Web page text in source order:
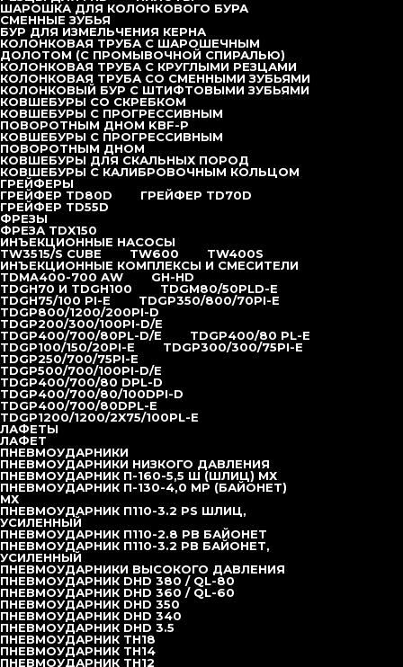
ШАРОШКА ДЛЯ КОЛОНКОВОГО БУРА
СМЕННЫЕ ЗУБЬЯ
БУР ДЛЯ ИЗМЕЛЬЧЕНИЯ КЕРНА
КОЛОНКОВАЯ ТРУБА С ШАРОШЕЧНЫМ
ДОЛОТОМ (С ПРОМЫВОЧНОЙ СПИРАЛЬЮ)
КОЛОНКОВАЯ ТРУБА С КРУГЛЫМИ РЕЗЦАМИ
КОЛОНКОВАЯ ТРУБА СО СМЕННЫМИ ЗУБЬЯМИ
КОЛОНКОВЫЙ БУР С ШТИФТОВЫМИ ЗУБЬЯМИ
КОВШЕБУРЫ СО СКРЕБКОМ
КОВШЕБУРЫ С ПРОГРЕССИВНЫМ
ПОВОРОТНЫМ ДНОМ KBF-P
КОВШЕБУРЫ С ПРОГРЕССИВНЫМ
ПОВОРОТНЫМ ДНОМ
КОВШЕБУРЫ ДЛЯ СКАЛЬНЫХ ПОРОД
КОВШЕБУРЫ С КАЛИБРОВОЧНЫМ КОЛЬЦОМ
ГРЕЙФЕРЫ
ГРЕЙФЕР TD80D
ГРЕЙФЕР TD70D
ГРЕЙФЕР TD55D
ФРЕЗЫ
ФРЕЗА TDX150
ИНЪЕКЦИОННЫЕ НАСОСЫ
TW3515/S CUBE
TW600
TW400S
ИНЪЕКЦИОННЫЕ КОМПЛЕКСЫ И СМЕСИТЕЛИ
TDMA400-700 AW
GH-HD
TDGH70 И TDGH100
TDGM80/50PLD-E
TDGH75/100 PI-E
TDGP350/800/70PI-E
TDGP800/1200/200PI-D
TDGP200/300/100PI-D/E
TDGP400/700/80PL-D/E
TDGP400/80 PL-E
TDGP100/150/20PI-E
TDGP300/300/75PI-E
TDGP250/700/75PI-E
TDGP500/700/100PI-D/E
TDGP400/700/80 DPL-D
TDGP400/700/80/100DPI-D
TDGP400/700/80DPL-E
TDGP1200/1200/2X75/100PL-E
ЛАФЕТЫ
ЛАФЕТ
ПНЕВМОУДАРНИКИ
ПНЕВМОУДАРНИКИ НИЗКОГО ДАВЛЕНИЯ
ПНЕВМОУДАРНИК П-160-5,5 Ш (ШЛИЦ) МХ
ПНЕВМОУДАРНИК П-130-4,0 MP (БАЙОНЕТ)
МХ
ПНЕВМОУДАРНИК П110-3.2 РS ШЛИЦ,
УСИЛЕННЫЙ
ПНЕВМОУДАРНИК П110-2.8 РВ БАЙОНЕТ
ПНЕВМОУДАРНИК П110-3.2 РB БАЙОНЕТ,
УСИЛЕННЫЙ
ПНЕВМОУДАРНИКИ ВЫСОКОГО ДАВЛЕНИЯ
ПНЕВМОУДАРНИК DHD 380 / QL-80
ПНЕВМОУДАРНИК DHD 360 / QL-60
ПНЕВМОУДАРНИК DHD 350
ПНЕВМОУДАРНИК DHD 340
ПНЕВМОУДАРНИК DHD 3.5
ПНЕВМОУДАРНИК TH18
ПНЕВМОУДАРНИК TH14
ПНЕВМОУДАРНИК TH12
Коронка DHD340 (COP44), Ø 115
Коронка DHD340 (COP44), Ø 130 мм
Коронка DHD350 (COP54), Ø 140 мм
Коронка DHD350 (COP54), Ø 152 мм
Коронка DHD360 (COP64), Ø 165 мм
Коронка DHD360 (COP64), Ø 172 мм
Коронка DHD360 (COP64), Ø 178 мм
КОРОНКА БУРОВАЯ
КНШ-110 ШЛИЦ ХИТ
под заказ
ОСТАВИТЬ ЗАЯВКУ
Описание
Технические характеристики:
Диаметр коронки номинальный - 110 мм
Тип соединения с пневмоударником - шлиц
Угол наклона периферийных штырей - 40°
Твердосплавные штыри периферийные
(полубаллистика) - 8 шт, Ø14 мм